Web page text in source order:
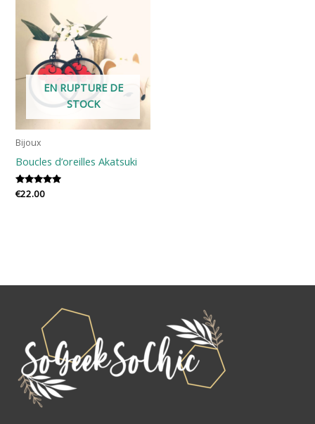
EN RUPTURE DE
STOCK
Bijoux
Boucles d’oreilles Akatsuki
Note
5.00
€22.00